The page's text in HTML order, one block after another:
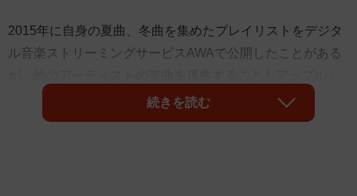
2015年に自身の夏曲、冬曲を集めたプレイリストをデジタ
ル音楽ストリーミングサービスAWAで公開したことがある
ミュージッでプレイリストを公開するのも自身初となる。
続きを読む